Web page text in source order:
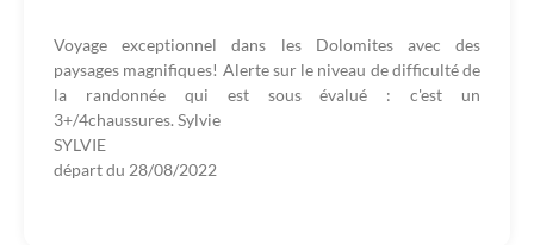
Voyage exceptionnel dans les Dolomites avec des
paysages magnifiques! Alerte sur le niveau de difficulté de
la randonnée qui est sous évalué : c'est un
3+/4chaussures. Sylvie
SYLVIE
départ du 28/08/2022